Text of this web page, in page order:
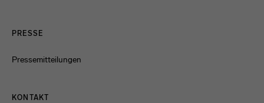
PRESSE
Pressemitteilungen
KONTAKT